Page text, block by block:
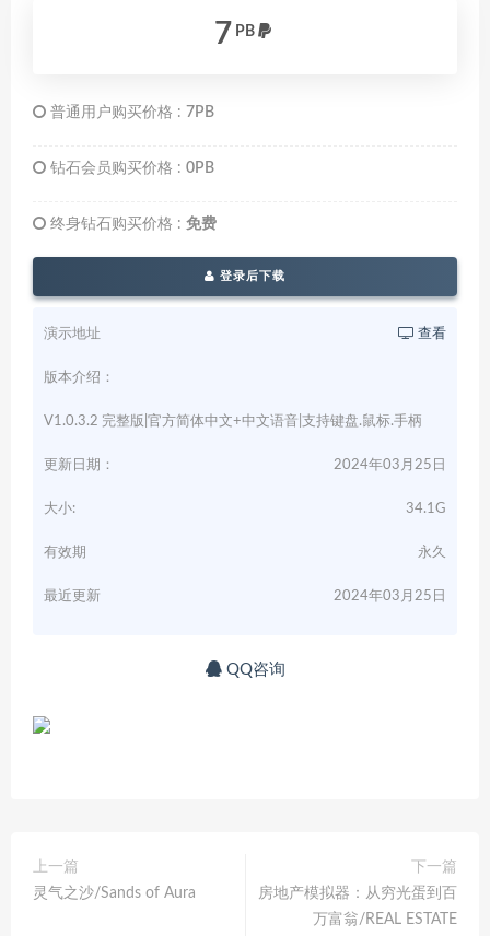
7 PB
普通用户购买价格 : 7PB
钻石会员购买价格 : 0PB
终身钻石购买价格 : 免费
登录后下载
演示地址 查看
版本介绍：
V1.0.3.2 完整版|官方简体中文+中文语音|支持键盘.鼠标.手柄
更新日期： 2024年03月25日
大小: 34.1G
有效期 永久
最近更新 2024年03月25日
QQ咨询
上一篇
灵气之沙/Sands of Aura
下一篇
房地产模拟器：从穷光蛋到百
万富翁/REAL ESTATE